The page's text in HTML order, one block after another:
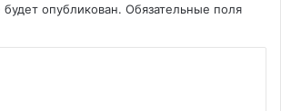
опубликован. Обязательные поля